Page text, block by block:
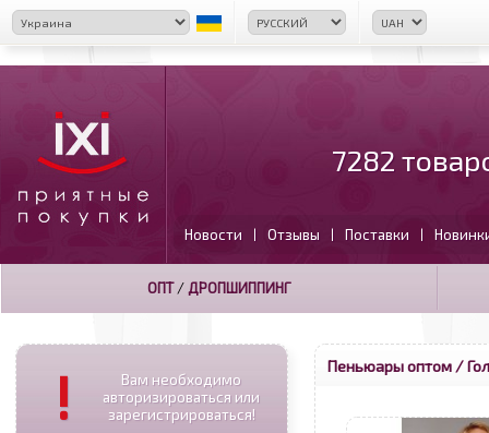
7282
Новости | Отзывы | Поставки |
ОПТ/ ДРОПШИППИНГ
!
Вам необходимо
авторизироваться или
зарегистрироваться!
Пеньюары оптом/